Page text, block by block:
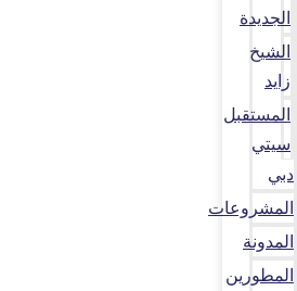
الجديدة
الشيخ
زايد
المستقبل
سيتي
دبي
المشروعات
المدونة
المطورين